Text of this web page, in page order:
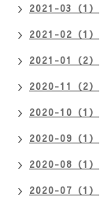
2021-03（1）
2021-02（1）
2021-01（2）
2020-11（2）
2020-10（1）
2020-09（1）
2020-08（1）
2020-07（1）